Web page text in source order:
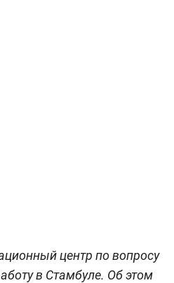
центр по вопросу
в Стамбуле. Об этом